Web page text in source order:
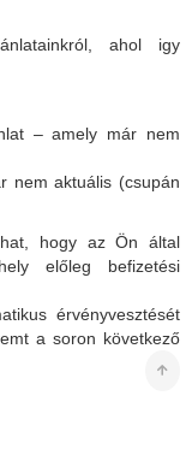
ahol igy
– amely már nem
nem aktuális (csupán
hogy az Ön által
előleg befizetési
érvényvesztését
a soron következő